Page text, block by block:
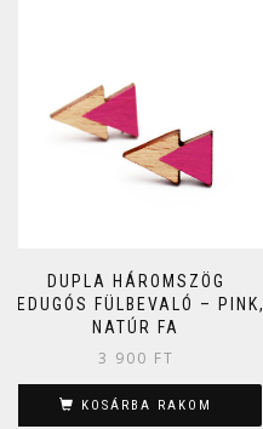
DUPLA HÁROMSZÖG
BEDUGÓS FÜLBEVALÓ – PINK,
NATÚR FA
3 900 FT
KOSÁRBA RAKOM